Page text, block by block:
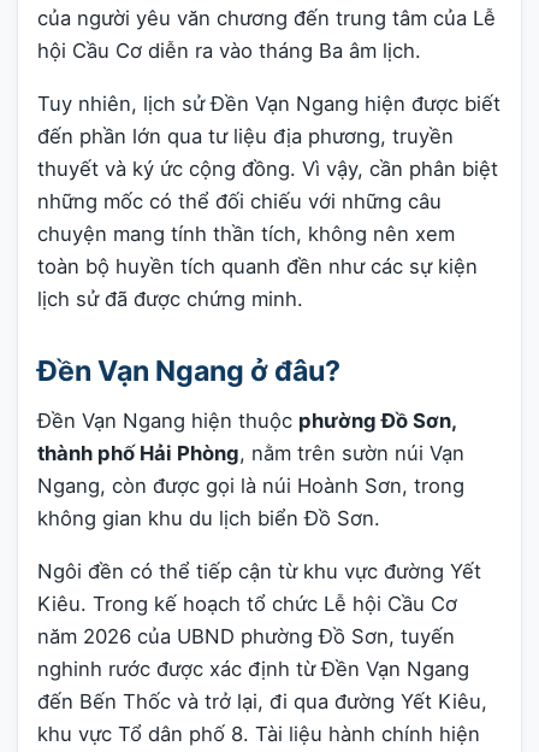
của người yêu văn chương đến trung tâm của Lễ
hội Cầu Cơ diễn ra vào tháng Ba âm lịch.
Tuy nhiên, lịch sử Đền Vạn Ngang hiện được biết
đến phần lớn qua tư liệu địa phương, truyền
thuyết và ký ức cộng đồng. Vì vậy, cần phân biệt
những mốc có thể đối chiếu với những câu
chuyện mang tính thần tích, không nên xem
toàn bộ huyền tích quanh đền như các sự kiện
lịch sử đã được chứng minh.
Đền Vạn Ngang ở đâu?
Đền Vạn Ngang hiện thuộc phường Đồ Sơn,
thành phố Hải Phòng, nằm trên sườn núi Vạn
Ngang, còn được gọi là núi Hoành Sơn, trong
không gian khu du lịch biển Đồ Sơn.
Ngôi đền có thể tiếp cận từ khu vực đường Yết
Kiêu. Trong kế hoạch tổ chức Lễ hội Cầu Cơ
năm 2026 của UBND phường Đồ Sơn, tuyến
nghinh rước được xác định từ Đền Vạn Ngang
đến Bến Thốc và trở lại, đi qua đường Yết Kiêu,
khu vực Tổ dân phố 8. Tài liệu hành chính hiện